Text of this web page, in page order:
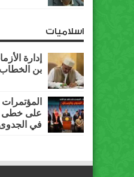
اسلاميات
إدارة
بن
على خطى
في